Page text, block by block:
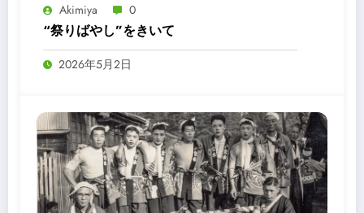
Akimiya 0
“祭りばやし”をきいて
2026年5月2日